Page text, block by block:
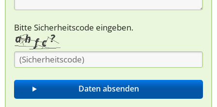
Bitte Sicherheitscode eingeben.